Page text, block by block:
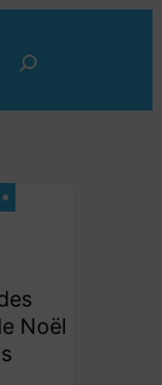
Noël